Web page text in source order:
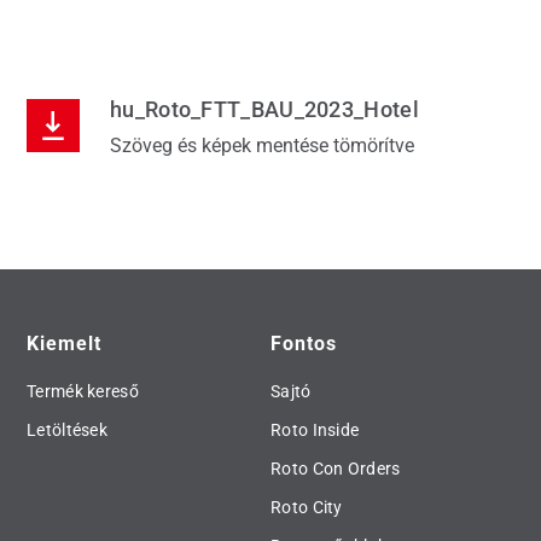
hu_Roto_FTT_BAU_2023_Hotel
Szöveg és képek mentése tömörítve
Kiemelt
Termék kereső
Letöltések
Fontos
Sajtó
Roto Inside
Roto Con Orders
Roto City